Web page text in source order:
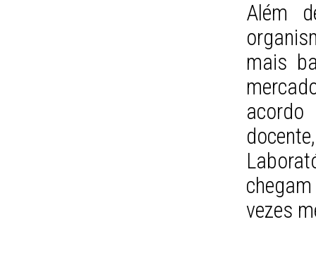
Além
mais
vezes